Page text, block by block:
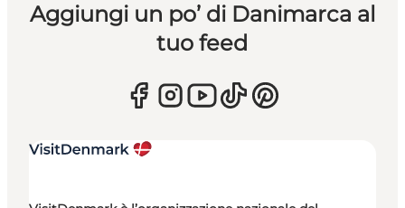
Aggiungi un po’ di Danimarca al
tuo feed